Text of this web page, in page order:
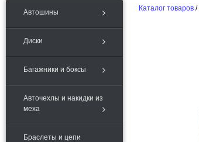
Автошины
Диски
Багажники и боксы
Авточехлы и накидки из
меха
Браслеты и цепи
Каталог товаров /